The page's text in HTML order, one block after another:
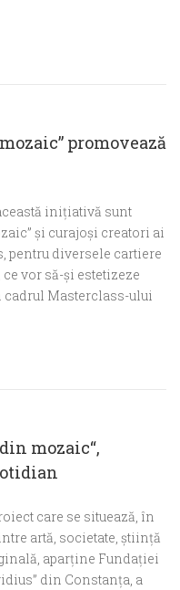
promovează
inițiativă sunt
și curajoși creatori ai
pentru diversele cartiere
vor să-și estetizeze
Masterclass-ului
mozaic“,
care se situează, în
artă, societate, știință
aparține Fundației
din Constanța, a